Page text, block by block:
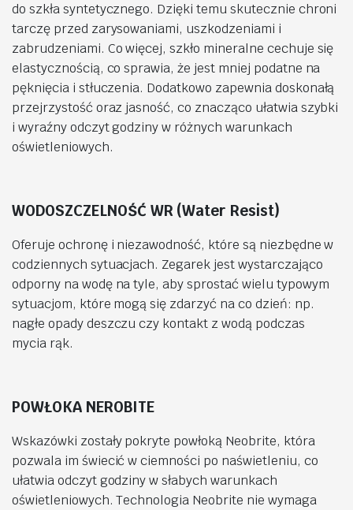
do szkła syntetycznego. Dzięki temu skutecznie chroni
tarczę przed zarysowaniami, uszkodzeniami i
zabrudzeniami. Co więcej, szkło mineralne cechuje się
elastycznością, co sprawia, że jest mniej podatne na
pęknięcia i stłuczenia. Dodatkowo zapewnia doskonałą
przejrzystość oraz jasność, co znacząco ułatwia szybki
i wyraźny odczyt godziny w różnych warunkach
oświetleniowych.
WODOSZCZELNOŚĆ WR (Water Resist)
Oferuje ochronę i niezawodność, które są niezbędne w
codziennych sytuacjach. Zegarek jest wystarczająco
odporny na wodę na tyle, aby sprostać wielu typowym
sytuacjom, które mogą się zdarzyć na co dzień: np.
nagłe opady deszczu czy kontakt z wodą podczas
mycia rąk.
POWŁOKA NEROBITE
Wskazówki zostały pokryte powłoką Neobrite, która
pozwala im świecić w ciemności po naświetleniu, co
ułatwia odczyt godziny w słabych warunkach
oświetleniowych. Technologia Neobrite nie wymaga